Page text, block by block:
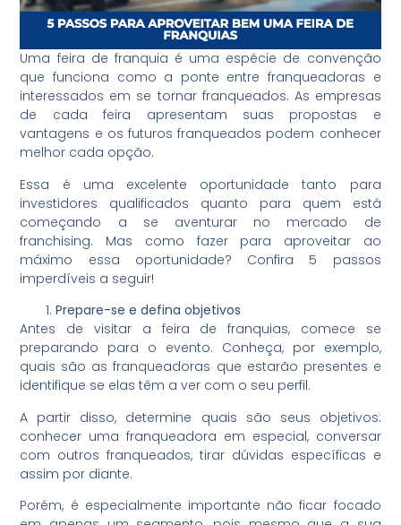
Uma feira de franquia é uma espécie de convenção
que funciona como a ponte entre franqueadoras e
interessados em se tornar franqueados. As empresas
de cada feira apresentam suas propostas e
vantagens e os futuros franqueados podem conhecer
melhor cada opção.
Essa é uma excelente oportunidade tanto para
investidores qualificados quanto para quem está
começando a se aventurar no mercado de
franchising. Mas como fazer para aproveitar ao
máximo essa oportunidade? Confira 5 passos
imperdíveis a seguir!
Prepare-se e defina objetivos
Antes de visitar a feira de franquias, comece se
preparando para o evento. Conheça, por exemplo,
quais são as franqueadoras que estarão presentes e
identifique se elas têm a ver com o seu perfil.
A partir disso, determine quais são seus objetivos:
conhecer uma franqueadora em especial, conversar
com outros franqueados, tirar dúvidas específicas e
assim por diante.
Porém, é especialmente importante não ficar focado